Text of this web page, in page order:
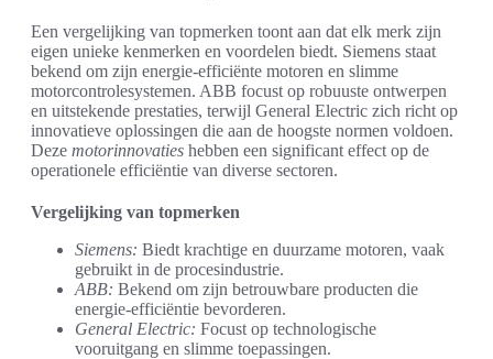
Een vergelijking van topmerken toont aan dat elk merk zijn
eigen unieke kenmerken en voordelen biedt. Siemens staat
bekend om zijn energie-efficiënte motoren en slimme
motorcontrolesystemen. ABB focust op robuuste ontwerpen
en uitstekende prestaties, terwijl General Electric zich richt op
innovatieve oplossingen die aan de hoogste normen voldoen.
Deze motorinnovaties hebben een significant effect op de
operationele efficiëntie van diverse sectoren.
Vergelijking van topmerken
Siemens: Biedt krachtige en duurzame motoren, vaak
gebruikt in de procesindustrie.
ABB: Bekend om zijn betrouwbare producten die
energie-efficiëntie bevorderen.
General Electric: Focust op technologische
vooruitgang en slimme toepassingen.